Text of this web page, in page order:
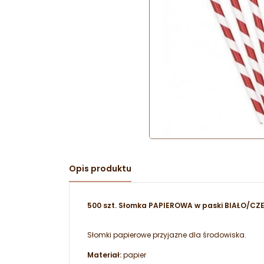
Opis produktu
500 szt. Słomka PAPIEROWA w paski BIAŁO/
Słomki papierowe przyjazne dla środowiska.
Materiał:papier